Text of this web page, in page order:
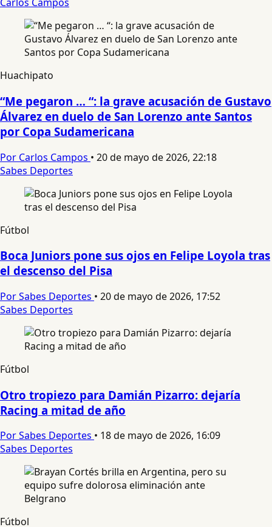
Huachipato
“Me pegaron … “: la grave acusación de Gustavo
Álvarez en duelo de San Lorenzo ante Santos
por Copa Sudamericana
Por Carlos Campos • 20 de mayo de 2026, 22:18
Sabes Deportes
Fútbol
Boca Juniors pone sus ojos en Felipe Loyola tras
el descenso del Pisa
Por Sabes Deportes • 20 de mayo de 2026, 17:52
Sabes Deportes
Fútbol
Otro tropiezo para Damián Pizarro: dejaría
Racing a mitad de año
Por Sabes Deportes • 18 de mayo de 2026, 16:09
Sabes Deportes
Fútbol